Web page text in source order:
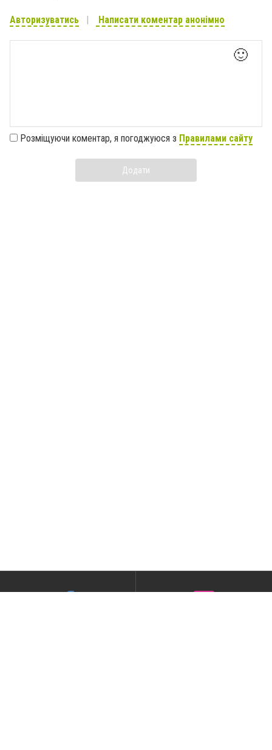
Авторизуватись Написати коментар анонімно
🙂
Розміщуючи коментар, я погоджуюся з Правилами сайту
Додати